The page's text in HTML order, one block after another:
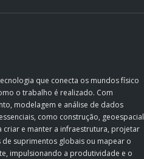
que conecta os mundos físico
o trabalho é realizado. Com
modelagem e análise de dados
como construção, geoespacial
criar e manter a infraestrutura, projetar
suprimentos globais ou mapear o
impulsionando a produtividade e o